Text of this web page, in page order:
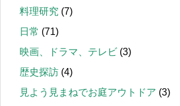
料理研究 (7)
日常 (71)
映画、ドラマ、テレビ (3)
歴史探訪 (4)
見よう見まねでお庭アウトドア (3)